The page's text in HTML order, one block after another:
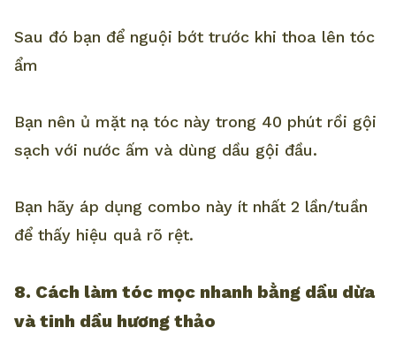
Sau đó bạn để nguội bớt trước khi thoa lên tóc
ẩm
Bạn nên ủ mặt nạ tóc này trong 40 phút rồi gội
sạch với nước ấm và dùng dầu gội đầu.
Bạn hãy áp dụng combo này ít nhất 2 lần/tuần
để thấy hiệu quả rõ rệt.
8. Cách làm tóc mọc nhanh bằng dầu dừa
và tinh dầu hương thảo